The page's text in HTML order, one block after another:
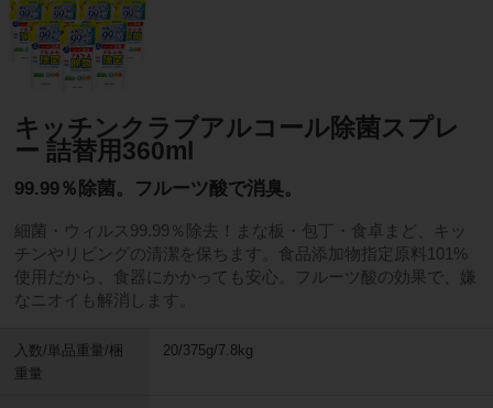
キッチンクラブアルコール除菌スプレ
ー 詰替用360ml
99.99％除菌。フルーツ酸で消臭。
細菌・ウィルス99.99％除去！まな板・包丁・食卓まど、キッ
チンやリビングの清潔を保ちます。食品添加物指定原料101%
使用だから、食器にかかっても安心。フルーツ酸の効果で、嫌
なニオイも解消します。
入数/単品重量/梱
重量
20/375g/7.8kg